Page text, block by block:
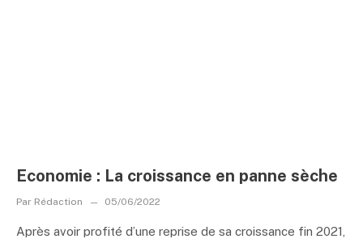
Economie : La croissance en panne sèche
Par Rédaction 05/06/2022
Après avoir profité d’une reprise de sa croissance fin 2021,